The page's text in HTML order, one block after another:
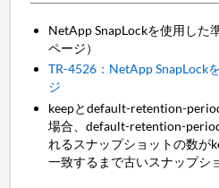
NetApp SnapLockを使用した
ページ）
TR-4526：NetApp SnapLock
ジ
keepとdefault-retention-
場合、default-retention-
れるスナップショットの数が
一致するまで古いスナップシ